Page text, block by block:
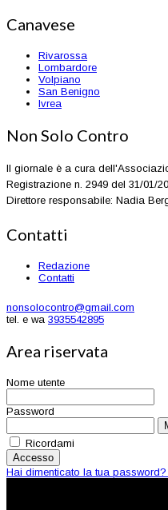
Canavese
Rivarossa
Lombardore
Volpiano
San Benigno
Ivrea
Non Solo Contro
Il giornale è a cura
Registrazione n. 2949 del 31/01/
Direttore responsabile: Nadia
Contatti
Redazione
Contatti
nonsolocontro@gmail.com
tel. e wa 3935542895
Area riservata
Nome utente
Password
Ricordami
Accesso
Hai dimenticato la tua password?